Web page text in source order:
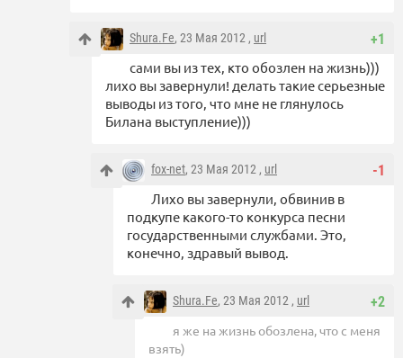
+1
Shura.Fe, 23 Мая 2012 , url
сами вы из тех, кто обозлен на жизнь)))
лихо вы завернули! делать такие серьезные
выводы из того, что мне не глянулось
Билана выступление)))
-1
fox-net, 23 Мая 2012 , url
Лихо вы завернули, обвинив в
подкупе какого-то конкурса песни
государственными службами. Это,
конечно, здравый вывод.
+2
Shura.Fe, 23 Мая 2012 , url
я же на жизнь обозлена, что с меня
взять)